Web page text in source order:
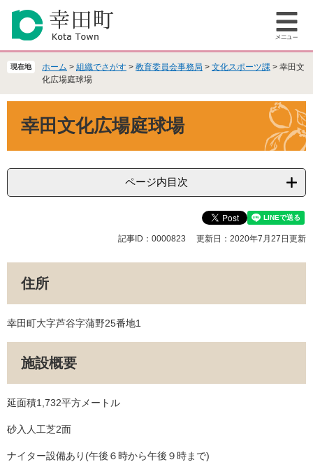
の
で
ー
ば
文
へ
メ
ー
現在地 ホーム > 組織でさがす > 教育委員会事務局 > 文化スポーツ課 > 幸田文
化広場庭球場
幸田文化広場庭球場
ページ内目次
記事ID：0000823 更新日：2020年7月27日更新
住所
幸田町大字芦谷字蒲野25番地1
施設概要
延面積1,732平方メートル
砂入人工芝2面
ナイター設備あり(午後６時から午後９時まで)